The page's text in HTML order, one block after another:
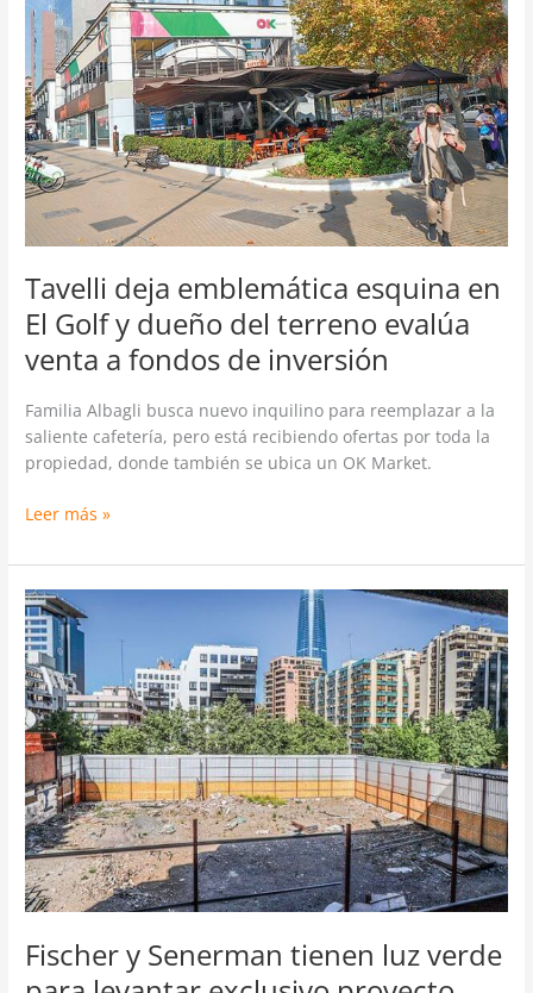
Tavelli deja emblemática esquina en
El Golf y dueño del terreno evalúa
venta a fondos de inversión
Familia Albagli busca nuevo inquilino para reemplazar a la
saliente cafetería, pero está recibiendo ofertas por toda la
propiedad, donde también se ubica un OK Market.
esquina
en
El
Golf
y
dueño
del
terreno
evalúa
venta
a
fondos
de
inversión
Leer más »
Fischer y Senerman tienen luz verde
Fischer
y
Senerman
tienen
luz
verde
para
levantar
exclusivo
proyecto
inmobiliario
en
El
Golf